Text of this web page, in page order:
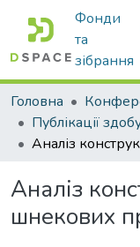
Фонди
та
зібрання
Головна
Аналіз
шнекових